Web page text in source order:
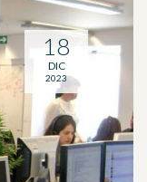
18
DIC
2023